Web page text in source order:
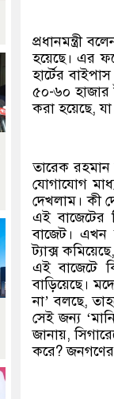
প্রধানমন্ত্রী
হয়েছে। এর
হার্টের
৫০-৬০ হাজার
করা হয়েছে,
তারেক
যোগাযোগ
দেখলাম। কী
এই বাজেটের
বাজেট। এখন
ট্যাক্স
এই বাজেটে
বাড়িয়েছে।
না’ বলছে,
সেই জন্য
জানায়,
করে? জনগণের